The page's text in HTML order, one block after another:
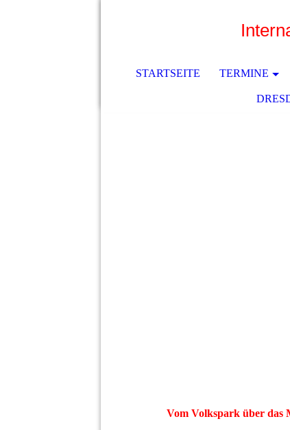
STARTSEITE TERMINE
Vom Volkspark über das